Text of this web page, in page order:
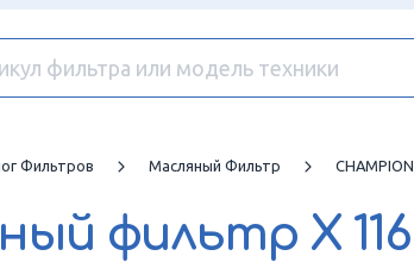
Фильтров Масляный Фильтр CHAMPION
фильтр X 116